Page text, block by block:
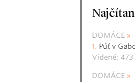
DOMÁCE
Púť v
Videné: 473
DOMÁCE